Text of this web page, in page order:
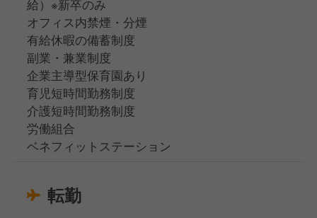
給）※新卒のみ
オフィス内禁煙・分煙
有給休暇の備蓄制度
副業・兼業制度
企業主導型保育園あり
育児短時間勤務制度
介護短時間勤務制度
労働組合
ベネフィットステーション
転勤